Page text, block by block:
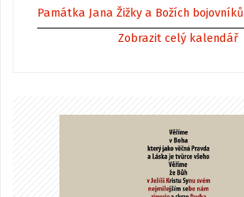
Památka Jana Žižky a Božích bojovníků
Zobrazit celý kalendář